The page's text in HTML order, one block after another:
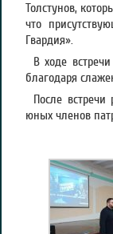
Толстунов,
что
Гвардия».
В ходе
благодаря
После
юных членов